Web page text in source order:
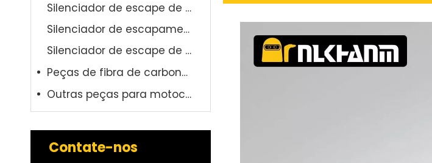
Silenciador de escape de aço
Silenciador de escapamento Titanuim
Silenciador de escape de fibra de carbono
Peças de fibra de carbono para motocicleta
Outras peças para motocicleta
Contate-nos